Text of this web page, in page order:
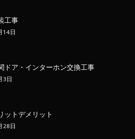
工事
14日
ア・インターホン交換工事
3日
ットデメリット
28日